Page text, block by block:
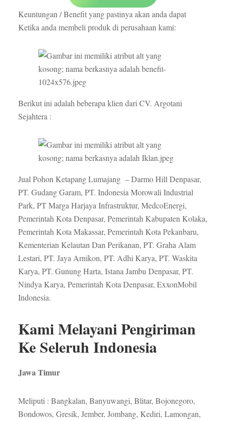
Keuntungan / Benefit yang pastinya akan anda dapat
Ketika anda membeli produk di perusahaan kami:
Berikut ini adalah beberapa klien dari CV. Argotani
Sejahtera :
Jual Pohon Ketapang Lumajang – Darmo Hill Denpasar,
PT. Gudang Garam, PT. Indonesia Morowali Industrial
Park, PT Marga Harjaya Infrastruktur, MedcoEnergi,
Pemerintah Kota Denpasar, Pemerintah Kabupaten Kolaka,
Pemerintah Kota Makassar, Pemerintah Kota Pekanbaru,
Kementerian Kelautan Dan Perikanan, PT. Graha Alam
Lestari, PT. Jaya Arnikon, PT. Adhi Karya, PT. Waskita
Karya, PT. Gunung Harta, Istana Jambu Denpasar, PT.
Nindya Karya, Pemerintah Kota Denpasar, ExxonMobil
Indonesia.
Kami Melayani Pengiriman
Ke Seleruh Indonesia
Jawa Timur
Meliputi : Bangkalan, Banyuwangi, Blitar, Bojonegoro,
Bondowos, Gresik, Jember, Jombang, Kediri, Lamongan,